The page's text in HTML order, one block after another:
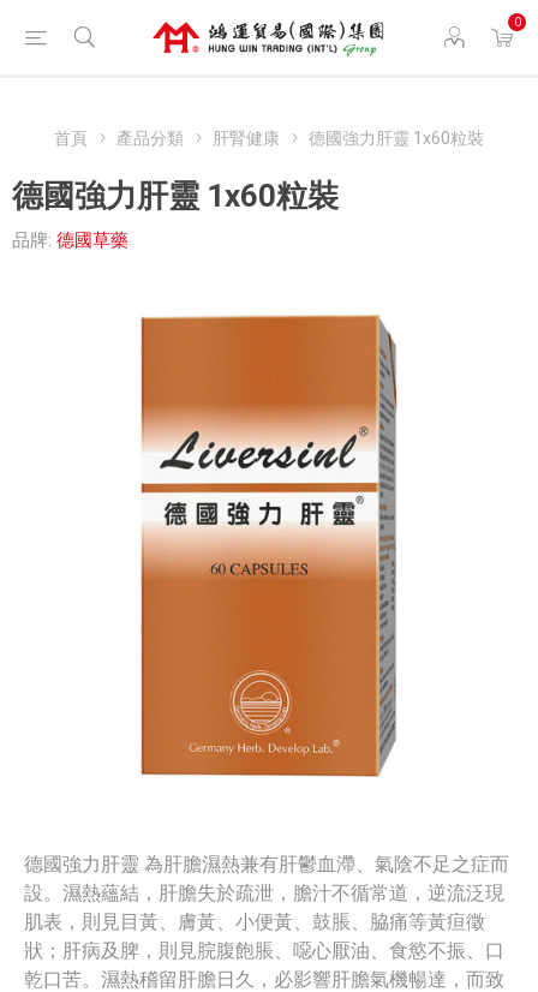
0
首頁 產品分類 肝腎健康 德國強力肝靈 1x60粒裝
德國強力肝靈 1x60粒裝
品牌: 德國草藥
德國強力肝靈 為肝膽濕熱兼有肝鬱血滯、氣陰不足之症而
設。濕熱蘊結，肝膽失於疏泄，膽汁不循常道，逆流泛現
肌表，則見目黃、膚黃、小便黃、鼓脹、脇痛等黃疸徵
狀；肝病及脾，則見脘腹飽脹、噁心厭油、食慾不振、口
乾口苦。濕熱稽留肝膽日久，必影響肝膽氣機暢達，而致